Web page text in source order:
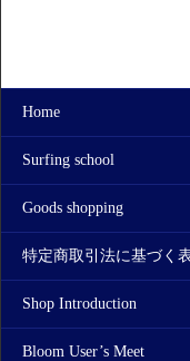
Home
Surfing school
Goods shopping
特定商取引法に基づく
Shop Introduction
Bloom User’s Meet